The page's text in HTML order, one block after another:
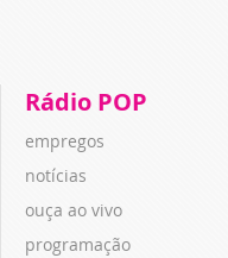
Rádio POP
empregos
notícias
ouça ao vivo
programação